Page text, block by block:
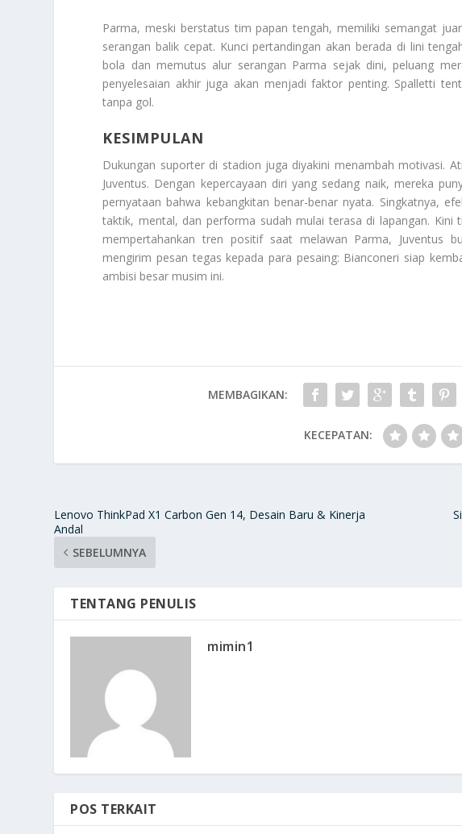
Parma, meski berstatus tim papan tengah, memiliki semangat
serangan balik cepat. Kunci pertandingan akan berada di lini
bola dan memutus alur serangan Parma sejak dini, peluang
penyelesaian akhir juga akan menjadi faktor penting. Spalletti
tanpa gol.
KESIMPULAN
Dukungan suporter di stadion juga diyakini menambah motivasi.
Juventus. Dengan kepercayaan diri yang sedang naik, mereka
pernyataan bahwa kebangkitan benar-benar nyata. Singkatnya,
taktik, mental, dan performa sudah mulai terasa di lapangan. Kini
mempertahankan tren positif saat melawan Parma, Juventus
mengirim pesan tegas kepada para pesaing: Bianconeri siap
ambisi besar musim ini.
MEMBAGIKAN:
KECEPATAN:
Lenovo ThinkPad X1 Carbon Gen 14, Desain Baru & Kinerja
Andal
SEBELUMNYA
TENTANG PENULIS
mimin1
POS TERKAIT